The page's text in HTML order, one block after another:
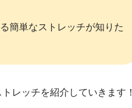
簡単なストレッチが知りた
レッチを紹介していきます！